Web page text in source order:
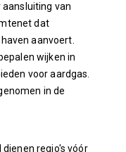
aansluiting van
dat
aanvoert.
wijken in
voor aardgas.
in de
dienen regio's vóór